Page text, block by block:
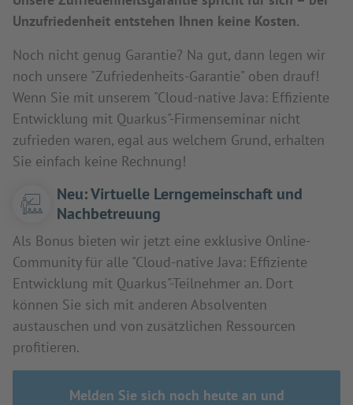
Unzufriedenheit entstehen Ihnen keine Kosten.
Noch nicht genug Garantie? Na gut, dann legen wir
noch unsere "Zufriedenheits-Garantie" oben drauf!
Wenn Sie mit unserem "Cloud-native Java: Effiziente
Entwicklung mit Quarkus"-Firmenseminar nicht
zufrieden waren, egal aus welchem Grund, erhalten
Sie einfach keine Rechnung!
Neu: Virtuelle Lerngemeinschaft und
Nachbetreuung
Als Bonus bieten wir jetzt eine exklusive Online-
Community für alle "Cloud-native Java: Effiziente
Entwicklung mit Quarkus"-Teilnehmer an. Dort
können Sie sich mit anderen Absolventen
austauschen und von zusätzlichen Ressourcen
profitieren.
Melden Sie sich noch heute an und